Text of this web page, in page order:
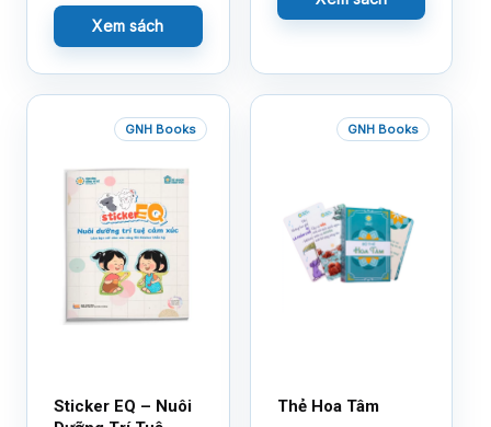
Xem sách
GNH Books
Sticker EQ – Nuôi
GNH Books
Thẻ Hoa Tâm